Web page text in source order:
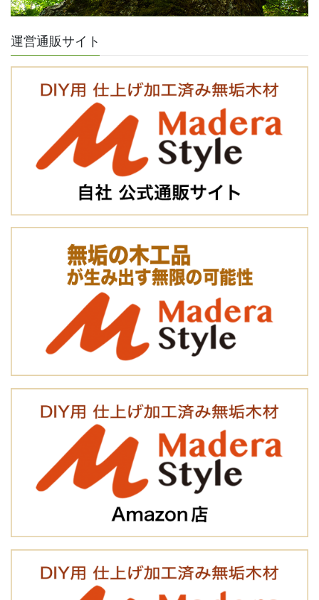
運営通販サイト